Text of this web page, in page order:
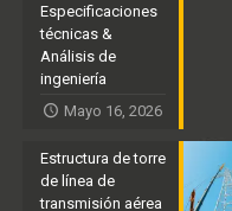
Especificaciones
técnicas &
Análisis de
ingeniería
Mayo 16, 2026
Estructura de torre
de línea de
transmisión aérea